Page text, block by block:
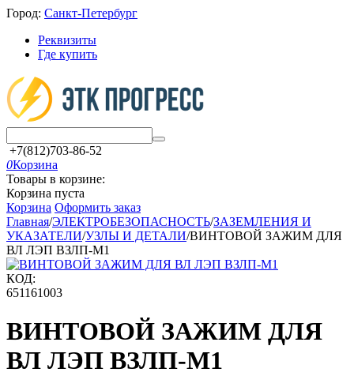
Город: Санкт-Петербург
Реквизиты
Где купить
+7(812)703-86-52
0Корзина
Товары в корзине:
Корзина пуста
Корзина Оформить заказ
Главная/ЭЛЕКТРОБЕЗОПАСНОСТЬ/ЗАЗЕМЛЕНИЯ И
УКАЗАТЕЛИ/УЗЛЫ И ДЕТАЛИ/ВИНТОВОЙ ЗАЖИМ ДЛЯ
ВЛ ЛЭП ВЗЛП-М1
КОД:
651161003
ВИНТОВОЙ ЗАЖИМ ДЛЯ
ВЛ ЛЭП ВЗЛП-М1